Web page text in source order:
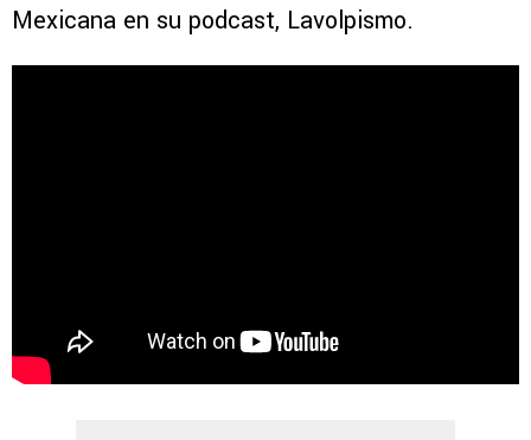
Mexicana en su podcast, Lavolpismo.